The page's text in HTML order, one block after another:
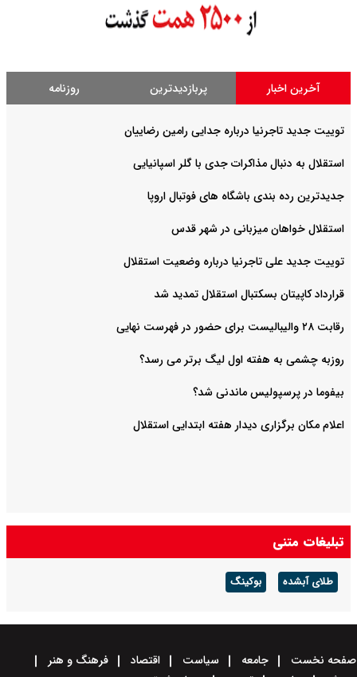
آخرین اخبار پربازدیدترین روزنامه
توییت جدید تاجرنیا درباره جدایی رامین رضاییان
استقلال به دنبال مذاکرات جدی با گلر اسپانیایی
جدیدترین رده بندی باشگاه های فوتبال اروپا
استقلال خواهان میزبانی در شهر قدس
توییت جدید علی تاجرنیا درباره وضعیت استقلال
قرارداد کاپیتان بسکتبال استقلال تمدید شد
رقابت ۲۸ والیبالیست برای حضور در فهرست نهایی
روزبه چشمی به هفته اول لیگ برتر می رسد؟
بیفوما در پرسپولیس ماندنی شد؟
اعلام مکان برگزاری دیدار هفته ابتدایی استقلال
تبلیغات متنی
طلای آبشده بوکینگ
صفحه نخست جامعه سیاست اقتصاد
فرهنگ و هنر